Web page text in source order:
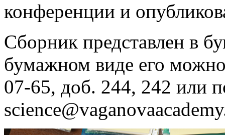
конференции и
Сборник представлен в
бумажном виде его
07-65, доб. 244, 242 или